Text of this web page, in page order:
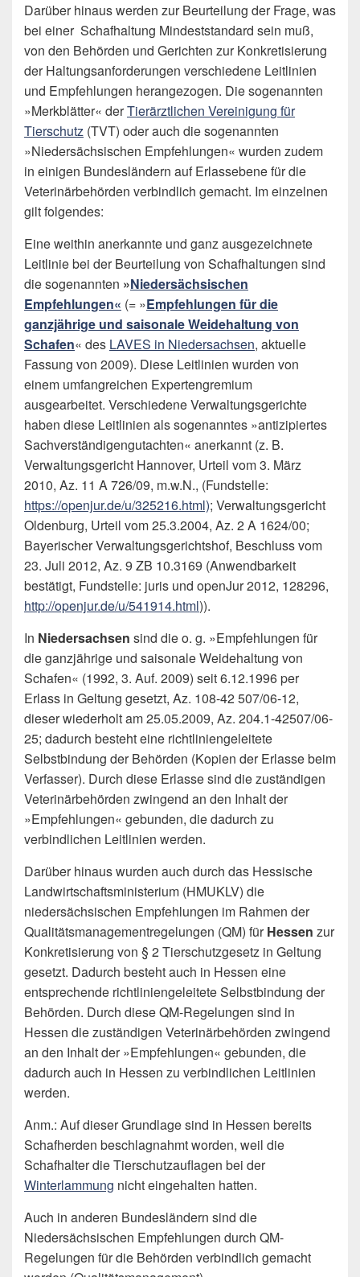
Darüber hinaus werden zur Beurteilung der Frage, was
bei einer Schafhaltung Mindeststandard sein muß,
von den Behörden und Gerichten zur Konkretisierung
der Haltungsanforderungen verschiedene Leitlinien
und Empfehlungen herangezogen. Die sogenannten
»Merkblätter« derTierärztlichen Vereinigung für
Tierschutz (TVT) oder auch die sogenannten
»Niedersächsischen Empfehlungen« wurden zudem
in einigen Bundesländern auf Erlassebene für die
Veterinärbehörden verbindlich gemacht. Im einzelnen
gilt folgendes:
Eine weithin anerkannte und ganz ausgezeichnete
Leitlinie bei der Beurteilung von Schafhaltungen sind
die sogenannten »Niedersächsischen
Empfehlungen« (= »Empfehlungen für die
ganzjährige und saisonale Weidehaltung von
Schafen« des LAVES in Niedersachsen, aktuelle
Fassung von 2009). Diese Leitlinien wurden von
einem umfangreichen Expertengremium
ausgearbeitet. Verschiedene Verwaltungsgerichte
haben diese Leitlinien als sogenanntes »antizipiertes
Sachverständigengutachten« anerkannt (z. B.
Verwaltungsgericht Hannover, Urteil vom 3. März
2010, Az. 11 A 726/09, m.w.N., (Fundstelle:
https://openjur.de/u/325216.html); Verwaltungsgericht
Oldenburg, Urteil vom 25.3.2004, Az. 2 A 1624/00;
Bayerischer Verwaltungsgerichtshof, Beschluss vom
23. Juli 2012, Az. 9 ZB 10.3169 (Anwendbarkeit
bestätigt, Fundstelle: juris und openJur 2012, 128296,
http://openjur.de/u/541914.html)).
In Niedersachsen sind die o. g. »Empfehlungen für
die ganzjährige und saisonale Weidehaltung von
Schafen« (1992, 3. Auf. 2009) seit 6.12.1996 per
Erlass in Geltung gesetzt, Az. 108-42 507/06-12,
dieser wiederholt am 25.05.2009, Az. 204.1-42507/06-
25; dadurch besteht eine richtliniengeleitete
Selbstbindung der Behörden (Kopien der Erlasse beim
Verfasser). Durch diese Erlasse sind die zuständigen
Veterinärbehörden zwingend an den Inhalt der
»Empfehlungen« gebunden, die dadurch zu
verbindlichen Leitlinien werden.
Darüber hinaus wurden auch durch das Hessische
Landwirtschaftsministerium (HMUKLV) die
niedersächsischen Empfehlungen im Rahmen der
Qualitätsmanagementregelungen (QM) fürHessen zur
Konkretisierung von § 2 Tierschutzgesetz in Geltung
gesetzt. Dadurch besteht auch in Hessen eine
entsprechende richtliniengeleitete Selbstbindung der
Behörden. Durch diese QM-Regelungen sind in
Hessen die zuständigen Veterinärbehörden zwingend
an den Inhalt der »Empfehlungen« gebunden, die
dadurch auch in Hessen zu verbindlichen Leitlinien
werden.
Anm.: Auf dieser Grundlage sind in Hessen bereits
Schafherden beschlagnahmt worden, weil die
Schafhalter die Tierschutzauflagen bei der
Winterlammung nicht eingehalten hatten.
Auch in anderen Bundesländern sind die
Niedersächsischen Empfehlungen durch QM-
Regelungen für die Behörden verbindlich gemacht